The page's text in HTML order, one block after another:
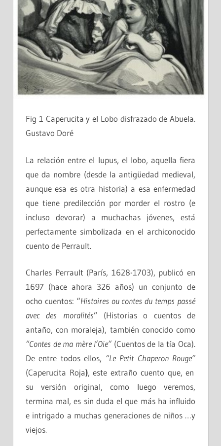
Fig 1 Caperucita y el Lobo disfrazado de Abuela.
Gustavo Doré
La relación entre el lupus, el lobo, aquella fiera
que da nombre (desde la antigüedad medieval,
aunque esa es otra historia) a esa enfermedad
que tiene predilección por morder el rostro (e
incluso devorar) a muchachas jóvenes, está
perfectamente simbolizada en el archiconocido
cuento de Perrault.
Charles Perrault (París, 1628-1703), publicó en
1697 (hace ahora 326 años) un conjunto de
ocho cuentos: “Histoires ou contes du temps passé
avec des moralités” (Historias o cuentos de
antaño, con moraleja), también conocido como
“Contes de ma mère l’Oie” (Cuentos de la tía Oca).
De entre todos ellos, “Le Petit Chaperon Rouge”
(Caperucita Roja), este extraño cuento que, en
su versión original, como luego veremos,
termina mal, es sin duda el que más ha influido
e intrigado a muchas generaciones de niños …y
viejos.